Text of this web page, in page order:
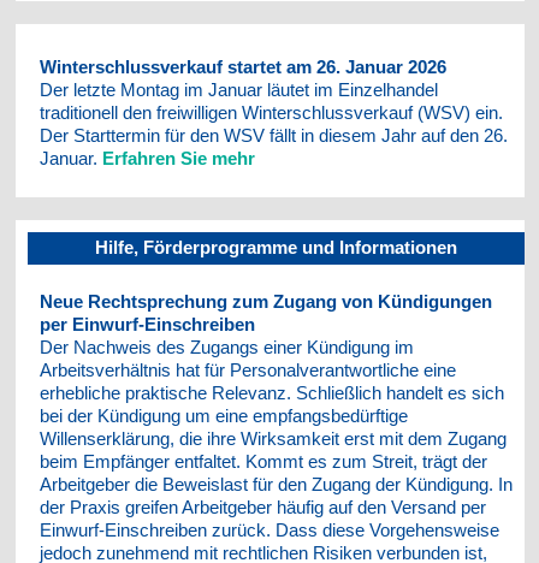
Winterschlussverkauf startet am 26. Januar 2026
Der letzte Montag im Januar läutet im Einzelhandel
traditionell den freiwilligen Winterschlussverkauf (WSV) ein.
Der Starttermin für den WSV fällt in diesem Jahr auf den 26.
Januar. Erfahren Sie mehr
Hilfe, Förderprogramme und Informationen
Neue Rechtsprechung zum Zugang von Kündigungen
per Einwurf-Einschreiben
Der Nachweis des Zugangs einer Kündigung im
Arbeitsverhältnis hat für Personalverantwortliche eine
erhebliche praktische Relevanz. Schließlich handelt es sich
bei der Kündigung um eine empfangsbedürftige
Willenserklärung, die ihre Wirksamkeit erst mit dem Zugang
beim Empfänger entfaltet. Kommt es zum Streit, trägt der
Arbeitgeber die Beweislast für den Zugang der Kündigung. In
der Praxis greifen Arbeitgeber häufig auf den Versand per
Einwurf-Einschreiben zurück. Dass diese Vorgehensweise
jedoch zunehmend mit rechtlichen Risiken verbunden ist,